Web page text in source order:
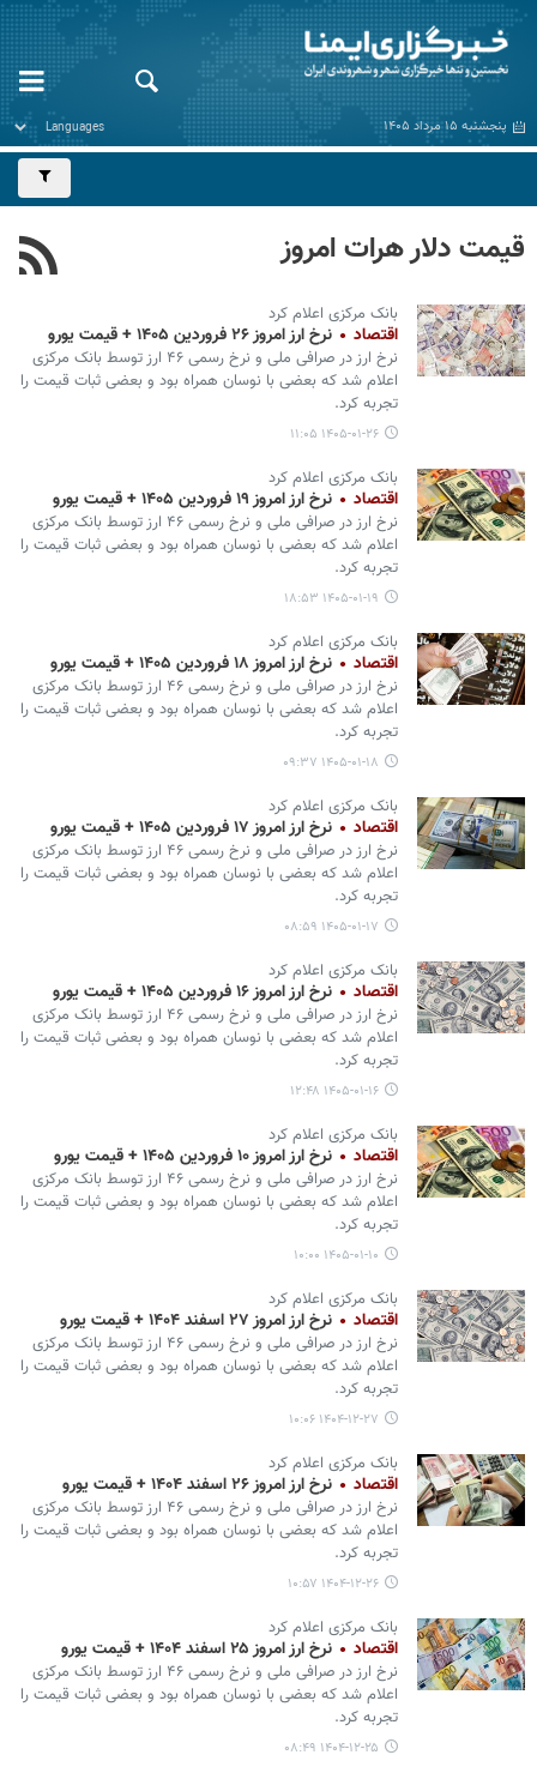
پنجشنبه ۱۵ مرداد ۱۴۰۵
قیمت دلار هرات امروز
بانک مرکزی اعلام کرد
اقتصاد نرخ ارز امروز ۲۶ فروردین ۱۴۰۵ + قیمت یورو
نرخ ارز در صرافی ملی و نرخ رسمی ۴۶ ارز توسط بانک مرکزی
اعلام شد که بعضی با نوسان همراه بود و بعضی ثبات قیمت را
تجربه کرد.
۱۴۰۵-۰۱-۲۶ ۱۱:۰۵
بانک مرکزی اعلام کرد
اقتصاد نرخ ارز امروز ۱۹ فروردین ۱۴۰۵ + قیمت یورو
نرخ ارز در صرافی ملی و نرخ رسمی ۴۶ ارز توسط بانک مرکزی
اعلام شد که بعضی با نوسان همراه بود و بعضی ثبات قیمت را
تجربه کرد.
۱۴۰۵-۰۱-۱۹ ۱۸:۵۳
بانک مرکزی اعلام کرد
اقتصاد نرخ ارز امروز ۱۸ فروردین ۱۴۰۵ + قیمت یورو
نرخ ارز در صرافی ملی و نرخ رسمی ۴۶ ارز توسط بانک مرکزی
اعلام شد که بعضی با نوسان همراه بود و بعضی ثبات قیمت را
تجربه کرد.
۱۴۰۵-۰۱-۱۸ ۰۹:۳۷
بانک مرکزی اعلام کرد
اقتصاد نرخ ارز امروز ۱۷ فروردین ۱۴۰۵ + قیمت یورو
نرخ ارز در صرافی ملی و نرخ رسمی ۴۶ ارز توسط بانک مرکزی
اعلام شد که بعضی با نوسان همراه بود و بعضی ثبات قیمت را
تجربه کرد.
۱۴۰۵-۰۱-۱۷ ۰۸:۵۹
بانک مرکزی اعلام کرد
اقتصاد نرخ ارز امروز ۱۶ فروردین ۱۴۰۵ + قیمت یورو
نرخ ارز در صرافی ملی و نرخ رسمی ۴۶ ارز توسط بانک مرکزی
اعلام شد که بعضی با نوسان همراه بود و بعضی ثبات قیمت را
تجربه کرد.
۱۴۰۵-۰۱-۱۶ ۱۲:۴۸
بانک مرکزی اعلام کرد
اقتصاد نرخ ارز امروز ۱۰ فروردین ۱۴۰۵ + قیمت یورو
نرخ ارز در صرافی ملی و نرخ رسمی ۴۶ ارز توسط بانک مرکزی
اعلام شد که بعضی با نوسان همراه بود و بعضی ثبات قیمت را
تجربه کرد.
۱۴۰۵-۰۱-۱۰ ۱۰:۰۰
بانک مرکزی اعلام کرد
اقتصاد نرخ ارز امروز ۲۷ اسفند ۱۴۰۴ + قیمت یورو
نرخ ارز در صرافی ملی و نرخ رسمی ۴۶ ارز توسط بانک مرکزی
اعلام شد که بعضی با نوسان همراه بود و بعضی ثبات قیمت را
تجربه کرد.
۱۴۰۴-۱۲-۲۷ ۱۰:۰۶
بانک مرکزی اعلام کرد
اقتصاد نرخ ارز امروز ۲۶ اسفند ۱۴۰۴ + قیمت یورو
نرخ ارز در صرافی ملی و نرخ رسمی ۴۶ ارز توسط بانک مرکزی
اعلام شد که بعضی با نوسان همراه بود و بعضی ثبات قیمت را
تجربه کرد.
۱۴۰۴-۱۲-۲۶ ۱۰:۵۷
بانک مرکزی اعلام کرد
اقتصاد نرخ ارز امروز ۲۵ اسفند ۱۴۰۴ + قیمت یورو
نرخ ارز در صرافی ملی و نرخ رسمی ۴۶ ارز توسط بانک مرکزی
اعلام شد که بعضی با نوسان همراه بود و بعضی ثبات قیمت را
تجربه کرد.
۱۴۰۴-۱۲-۲۵ ۰۸:۴۹